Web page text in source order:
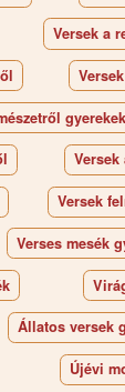
Versek a
Versek
Versek
Verses mesék
Állatos versek
Újévi